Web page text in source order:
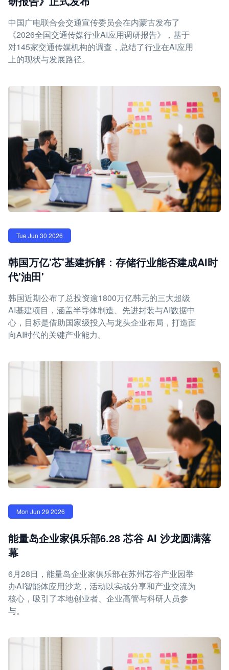
中国广电联合会交通宣传委员会在内蒙古发布了
《2026全国交通传媒行业AI应用调研报告》，基于
对145家交通传媒机构的调查，总结了行业在AI应用
上的现状与发展路径。
Tue Jun 30 2026
韩国万亿'芯'基建拆解：存储行业能否建成AI时
代'油田'
韩国近期公布了总投资逾1800万亿韩元的三大超级
AI基建项目，涵盖半导体制造、先进封装与AI数据中
心，目标是借助国家级投入与龙头企业布局，打造面
向AI时代的关键产业能力。
Mon Jun 29 2026
能量岛企业家俱乐部6.28 芯谷 AI 沙龙圆满落
幕
6月28日，能量岛企业家俱乐部在苏州芯谷产业园举
办AI智能体应用沙龙，活动以实战分享和产业交流为
核心，吸引了本地创业者、企业高管与科研人员参
与。